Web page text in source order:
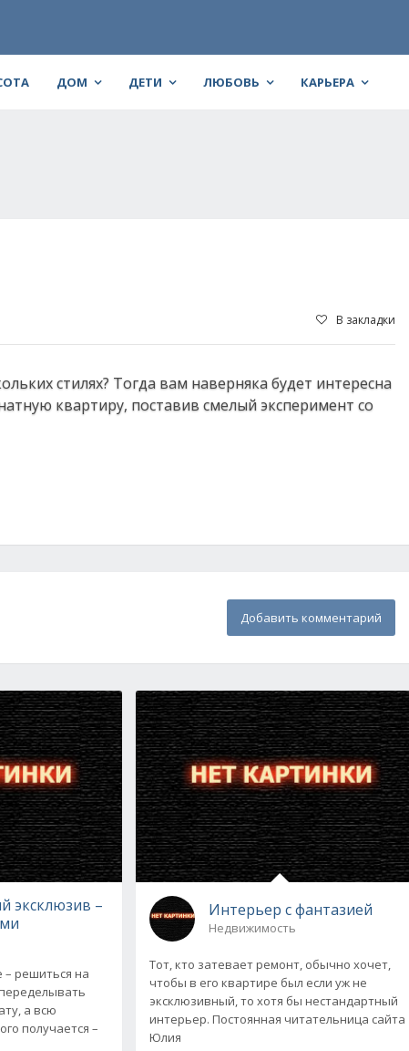
ДОМ ДЕТИ ЛЮБОВЬ КАРЬЕРА
В закладки
стилях? Тогда вам наверняка будет интересна
квартиру, поставив смелый эксперимент со
Добавить комментарий
эксклюзив –
решиться на
а всю
получается –
Интерьер с фантазией
Недвижимость
Тот, кто затевает ремонт, обычно хочет,
чтобы в его квартире был если уж не
эксклюзивный, то хотя бы нестандартный
интерьер. Постоянная читательница сайта
Юлия